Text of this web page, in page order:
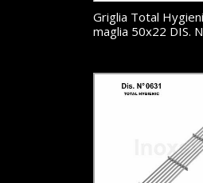
Griglia Total
maglia 50x22 DIS.